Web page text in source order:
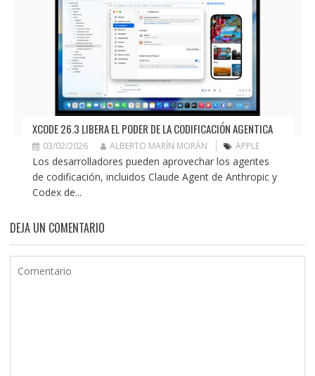
XCODE 26.3 LIBERA EL PODER DE LA CODIFICACIÓN AGENTICA
03/02/2026 ALBERTO MARÍN MORÁN APPLE
Los desarrolladores pueden aprovechar los agentes
de codificación, incluidos Claude Agent de Anthropic y
Codex de...
DEJA UN COMENTARIO